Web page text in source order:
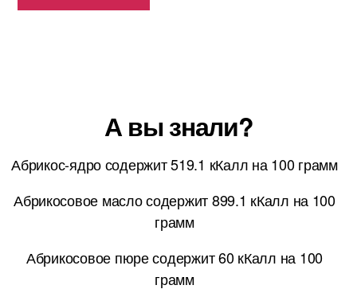
А вы знали?
Абрикос-ядро содержит 519.1 кКалл на 100 грамм
Абрикосовое масло содержит 899.1 кКалл на 100
грамм
Абрикосовое пюре содержит 60 кКалл на 100
грамм